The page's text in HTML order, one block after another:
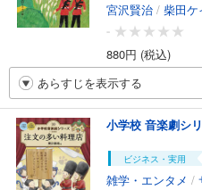
宮沢賢治 / 柴田ケ
-
880円 (税込)
あらすじを表示する
小学校 音楽劇シ
ビジネス・実用
雑学・エンタメ /